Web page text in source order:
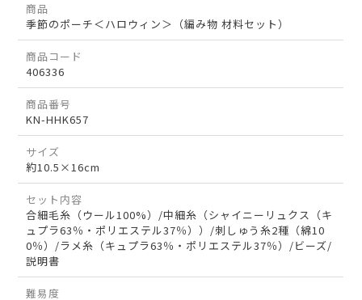
商品
季節のポーチ＜ハロウィン＞（編み物 材料セット）
商品コード
406336
商品番号
KN-HHK657
サイズ
約10.5×16cm
セット内容
合細毛糸（ウール100%）/中細糸（シャイニーリュクス（キ
ュプラ63％・ポリエステル37％））/刺しゅう糸2種（綿10
0％）/ラメ糸（キュプラ63％・ポリエステル37％）/ビーズ/
説明書
難易度